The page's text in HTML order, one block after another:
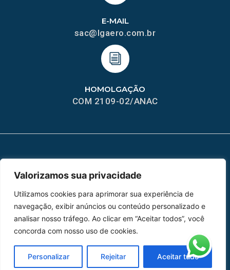
Valorizamos sua privacidade
Utilizamos cookies para aprimorar sua experiência de
navegação, exibir anúncios ou conteúdo personalizado e
analisar nosso tráfego. Ao clicar em “Aceitar todos”, você
concorda com nosso uso de cookies.
Personalizar Rejeitar Aceitar tudo
HOMOLGAÇÃO
COM 2109-02/ANAC
E-MAIL
sac@lgaero.com.br
Peças
Catálogo de Aplicações
Oficina de Mangueiras